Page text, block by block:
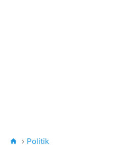
Politik